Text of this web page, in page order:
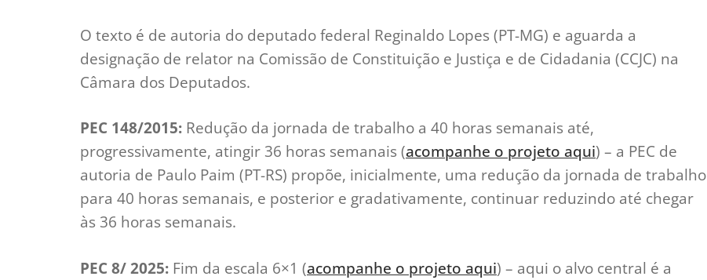
O texto é de autoria do deputado federal Reginaldo Lopes (PT-MG) e aguarda a
designação de relator na Comissão de Constituição e Justiça e de Cidadania (CCJC) na
Câmara dos Deputados.
PEC 148/2015: Redução da jornada de trabalho a 40 horas semanais até,
progressivamente, atingir 36 horas semanais (acompanhe o projeto aqui) – a PEC de
autoria de Paulo Paim (PT-RS) propõe, inicialmente, uma redução da jornada de trabalho
para 40 horas semanais, e posterior e gradativamente, continuar reduzindo até chegar
às 36 horas semanais.
PEC 8/ 2025: Fim da escala 6×1 (acompanhe o projeto aqui) – aqui o alvo central é a